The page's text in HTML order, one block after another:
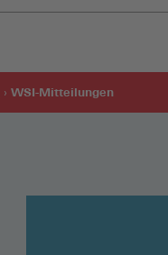
WSI-Mitteilungen